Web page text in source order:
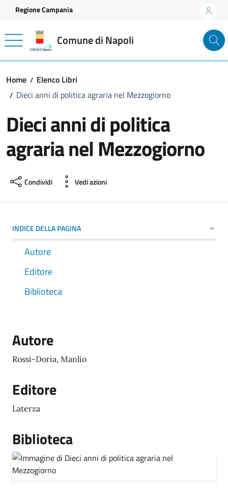
Vai ai contenuti
Vai al footer
Regione Campania
Comune di Napoli
Home
Elenco Libri
Dieci anni di politica agraria nel Mezzogiorno
Dieci anni di politica
agraria nel Mezzogiorno
Condividi Vedi azioni
INDICE DELLA PAGINA
Autore
Editore
Biblioteca
Autore
Rossi-Doria, Manlio
Editore
Laterza
Biblioteca